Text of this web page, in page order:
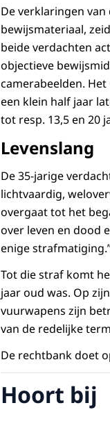
De verklaringen
bewijsmateriaal,
beide verdachten
objectieve
camerabeelden.
een klein half jaar
tot resp. 13,5 en 20
Levenslang
De 35-jarige
lichtvaardig,
overgaat tot het
over leven en dood
enige
Tot die straf komt
jaar oud was. Op
vuurwapens zijn
van de redelijke
De rechtbank doet
Hoort bij